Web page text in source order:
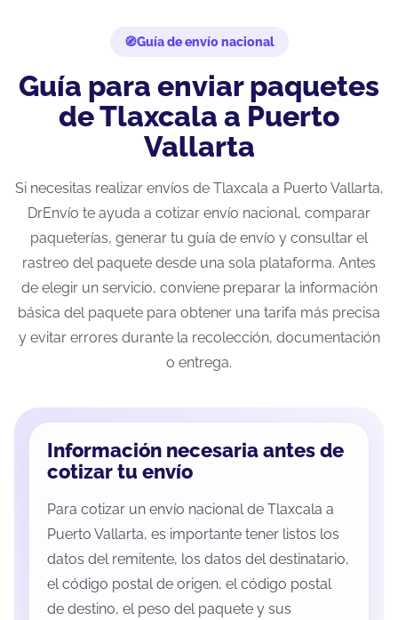
Guía de envío nacional
Guía para enviar paquetes
de Tlaxcala a Puerto
Vallarta
Si necesitas realizar envíos de Tlaxcala a Puerto Vallarta,
DrEnvío te ayuda a cotizar envío nacional, comparar
paqueterías, generar tu guía de envío y consultar el
rastreo del paquete desde una sola plataforma. Antes
de elegir un servicio, conviene preparar la información
básica del paquete para obtener una tarifa más precisa
y evitar errores durante la recolección, documentación
o entrega.
Información necesaria antes de
cotizar tu envío
Para cotizar un envío nacional de Tlaxcala a
Puerto Vallarta, es importante tener listos los
datos del remitente, los datos del destinatario,
el código postal de origen, el código postal
de destino, el peso del paquete y sus